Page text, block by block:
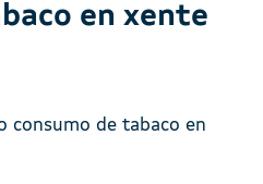
en xente
consumo de tabaco en